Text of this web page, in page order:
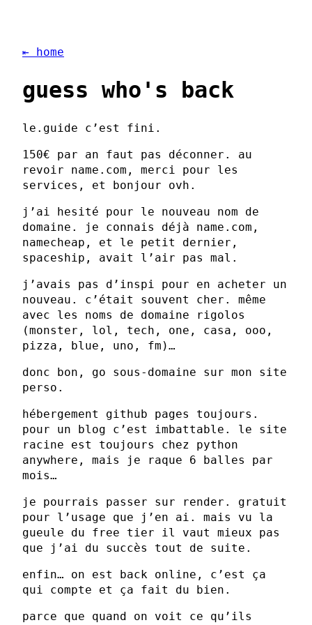
⇤ home
guess who's back
le.guide c’est fini.
150€ par an faut pas déconner. au
revoir name.com, merci pour les
services, et bonjour ovh.
j’ai hesité pour le nouveau nom de
domaine. je connais déjà name.com,
namecheap, et le petit dernier,
spaceship, avait l’air pas mal.
j’avais pas d’inspi pour en acheter un
nouveau. c’était souvent cher. même
avec les noms de domaine rigolos
(monster, lol, tech, one, casa, ooo,
pizza, blue, uno, fm)…
donc bon, go sous-domaine sur mon site
perso.
hébergement github pages toujours.
pour un blog c’est imbattable. le site
racine est toujours chez python
anywhere, mais je raque 6 balles par
mois…
je pourrais passer sur render. gratuit
pour l’usage que j’en ai. mais vu la
gueule du free tier il vaut mieux pas
que j’ai du succès tout de suite.
enfin… on est back online, c’est ça
qui compte et ça fait du bien.
parce que quand on voit ce qu’ils